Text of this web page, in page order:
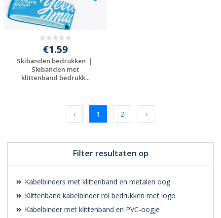
Filter resultaten op
Kabelbinders met klittenband en metalen oog
Klittenband kabelbinder rol bedrukken met logo
Kabelbinder met klittenband en PVC-oogje
€1.59
Skibanden bedrukken ｜
Skibanden met
klittenband bedrukk...
‹
1 2 ›